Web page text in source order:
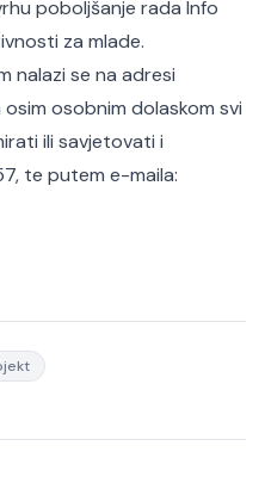
poboljšanje rada Info
za mlade.
nalazi se na adresi
osobnim dolaskom svi
ili savjetovati i
te putem e-maila: